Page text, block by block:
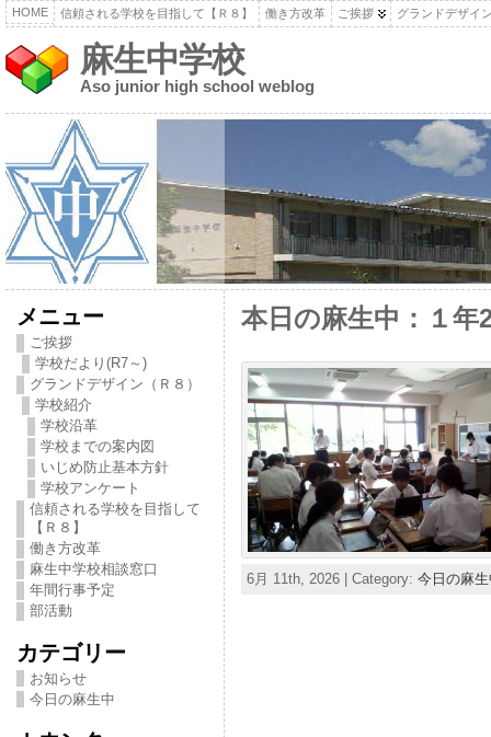
HOME 信頼される学校を目指して【Ｒ８】 働き方改革 ご挨拶 グランドデザイ
麻生中学校
Aso junior high school weblog
メニュー
ご挨拶
学校だより(R7～)
グランドデザイン（Ｒ８）
学校紹介
学校沿革
学校までの案内図
いじめ防止基本方針
学校アンケート
信頼される学校を目指して
【Ｒ８】
働き方改革
麻生中学校相談窓口
年間行事予定
部活動
カテゴリー
お知らせ
今日の麻生中
本日の麻生中：１年
6月 11th, 2026 | Category: 今日の麻